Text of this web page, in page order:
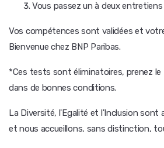
Vous passez un à deux
Vos compétences sont validées et
Bienvenue chez BNP Paribas.
*Ces tests sont éliminatoires, prenez le
dans de bonnes conditions.
La Diversité, l'Egalité et l'Inclusion sont
et nous accueillons, sans distinction,